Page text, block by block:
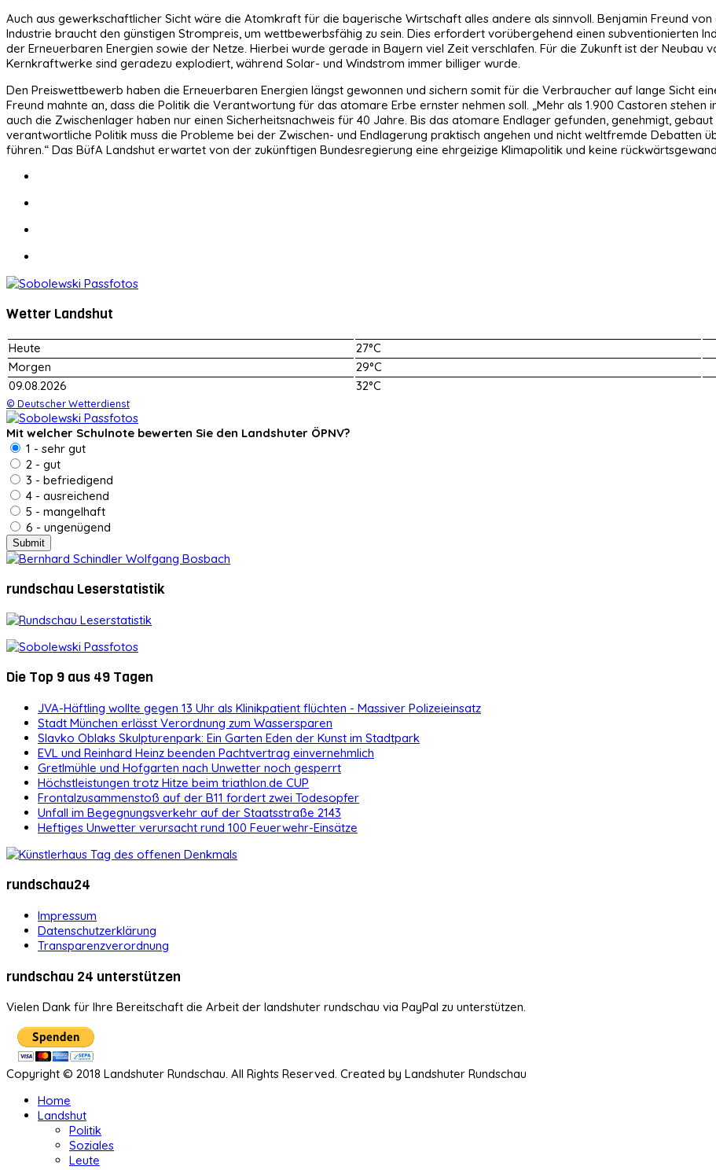
Auch aus gewerkschaftlicher Sicht wäre die Atomkraft für die bayerische Wirtschaft alles andere als sinnvoll. Benjamin Freund
Industrie braucht den günstigen Strompreis, um wettbewerbsfähig zu sein. Dies erfordert vorübergehend einen subventionierten
der Erneuerbaren Energien sowie der Netze. Hierbei wurde gerade in Bayern viel Zeit verschlafen. Für die Zukunft ist der
Kernkraftwerke sind geradezu explodiert, während Solar- und Windstrom immer billiger wurde.
Den Preiswettbewerb haben die Erneuerbaren Energien längst gewonnen und sichern somit für die Verbraucher auf lange Sicht
Freund mahnte an, dass die Politik die Verantwortung für das atomare Erbe ernster nehmen soll. „Mehr als 1.900 Castoren stehen
auch die Zwischenlager haben nur einen Sicherheitsnachweis für 40 Jahre. Bis das atomare Endlager gefunden, genehmigt,
verantwortliche Politik muss die Probleme bei der Zwischen- und Endlagerung praktisch angehen und nicht weltfremde Debatten
führen.“ Das BüfA Landshut erwartet von der zukünftigen Bundesregierung eine ehrgeizige Klimapolitik und keine
Wetter Landshut
Heute
27°C
Morgen
29°C
09.08.2026
32°C
© Deutscher Wetterdienst
Mit welcher Schulnote bewerten Sie den Landshuter ÖPNV?
1 - sehr gut
2 - gut
3 - befriedigend
4 - ausreichend
5 - mangelhaft
6 - ungenügend
rundschau Leserstatistik
Die Top 9 aus 49 Tagen
JVA-Häftling wollte gegen 13 Uhr als Klinikpatient flüchten - Massiver Polizeieinsatz
Stadt München erlässt Verordnung zum Wassersparen
Slavko Oblaks Skulpturenpark: Ein Garten Eden der Kunst im Stadtpark
EVL und Reinhard Heinz beenden Pachtvertrag einvernehmlich
Gretlmühle und Hofgarten nach Unwetter noch gesperrt
Höchstleistungen trotz Hitze beim triathlon.de CUP
Frontalzusammenstoß auf der B11 fordert zwei Todesopfer
Unfall im Begegnungsverkehr auf der Staatsstraße 2143
Heftiges Unwetter verursacht rund 100 Feuerwehr-Einsätze
rundschau24
Impressum
Datenschutzerklärung
Transparenzverordnung
rundschau 24 unterstützen
Vielen Dank für Ihre Bereitschaft die Arbeit der landshuter rundschau via PayPal zu unterstützen.
Copyright © 2018 Landshuter Rundschau. All Rights Reserved. Created by Landshuter Rundschau
Home
Landshut
Politik
Soziales
Leute